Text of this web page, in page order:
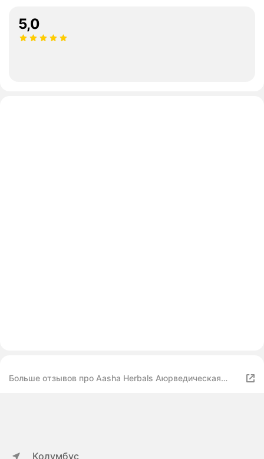
5,0
Больше отзывов про Aasha Herbals Аюрведическая
Колумбус